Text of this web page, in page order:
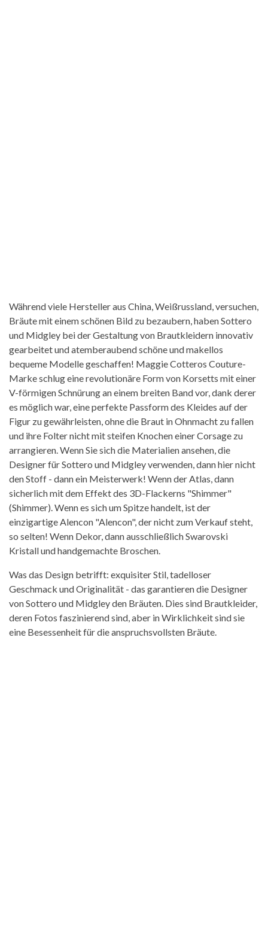
Während viele Hersteller aus China, Weißrussland, versuchen,
Bräute mit einem schönen Bild zu bezaubern, haben Sottero
und Midgley bei der Gestaltung von Brautkleidern innovativ
gearbeitet und atemberaubend schöne und makellos
bequeme Modelle geschaffen! Maggie Cotteros Couture-
Marke schlug eine revolutionäre Form von Korsetts mit einer
V-förmigen Schnürung an einem breiten Band vor, dank derer
es möglich war, eine perfekte Passform des Kleides auf der
Figur zu gewährleisten, ohne die Braut in Ohnmacht zu fallen
und ihre Folter nicht mit steifen Knochen einer Corsage zu
arrangieren. Wenn Sie sich die Materialien ansehen, die
Designer für Sottero und Midgley verwenden, dann hier nicht
den Stoff - dann ein Meisterwerk! Wenn der Atlas, dann
sicherlich mit dem Effekt des 3D-Flackerns "Shimmer"
(Shimmer). Wenn es sich um Spitze handelt, ist der
einzigartige Alencon "Alencon", der nicht zum Verkauf steht,
so selten! Wenn Dekor, dann ausschließlich Swarovski
Kristall und handgemachte Broschen.
Was das Design betrifft: exquisiter Stil, tadelloser
Geschmack und Originalität - das garantieren die Designer
von Sottero und Midgley den Bräuten. Dies sind Brautkleider,
deren Fotos faszinierend sind, aber in Wirklichkeit sind sie
eine Besessenheit für die anspruchsvollsten Bräute.